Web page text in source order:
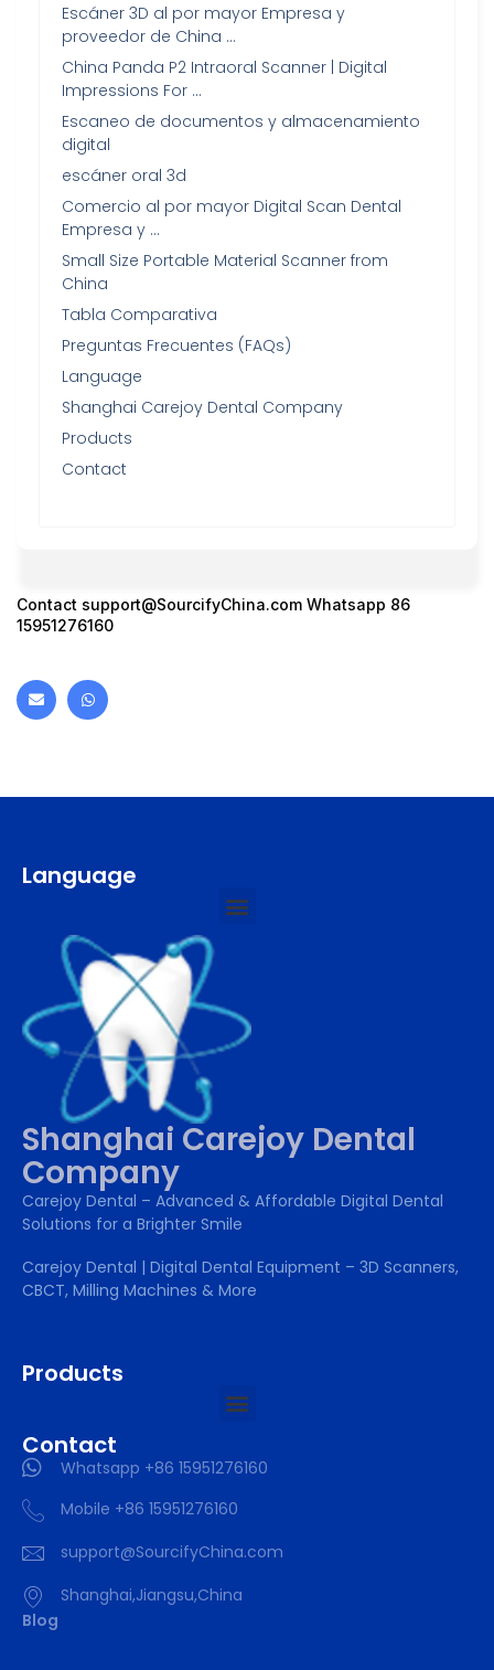
Escáner 3D al por mayor Empresa y
proveedor de China …
China Panda P2 Intraoral Scanner | Digital
Impressions For …
Escaneo de documentos y almacenamiento
digital
escáner oral 3d
Comercio al por mayor Digital Scan Dental
Empresa y …
Small Size Portable Material Scanner from
China
Tabla Comparativa
Preguntas Frecuentes (FAQs)
Language
Shanghai Carejoy Dental Company
Products
Contact
Contact support@SourcifyChina.com Whatsapp 86
15951276160
Language
Shanghai Carejoy Dental
Company
Carejoy Dental – Advanced & Affordable Digital Dental
Solutions for a Brighter Smile
Carejoy Dental | Digital Dental Equipment – 3D Scanners,
CBCT, Milling Machines & More
Products
Contact
Whatsapp +86 15951276160
Mobile +86 15951276160
support@SourcifyChina.com
Shanghai,Jiangsu,China
Blog